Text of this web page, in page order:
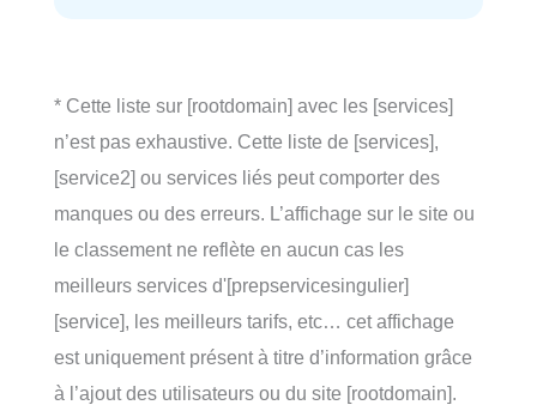
* Cette liste sur [rootdomain] avec les [services]
n’est pas exhaustive. Cette liste de [services],
[service2] ou services liés peut comporter des
manques ou des erreurs. L’affichage sur le site ou
le classement ne reflète en aucun cas les
meilleurs services d'[prepservicesingulier]
[service], les meilleurs tarifs, etc… cet affichage
est uniquement présent à titre d’information grâce
à l’ajout des utilisateurs ou du site [rootdomain].